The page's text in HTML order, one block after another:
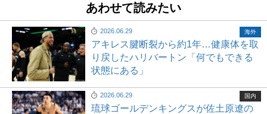
あわせて読みたい
2026.06.29
アキレス腱断裂から約1年…健康体を取
り戻したハリバートン「何でもできる
状態にある」
海外
2026.06.29
琉球ゴールデンキングスが佐土原遼の
国内